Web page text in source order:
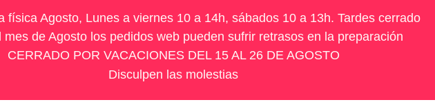
física Agosto, Lunes a viernes 10 a 14h, sábados 10 a 13h. Tardes cerrado
mes de Agosto los pedidos web pueden sufrir retrasos en la preparación
CERRADO POR VACACIONES DEL 15 AL 26 DE AGOSTO
Disculpen las molestias